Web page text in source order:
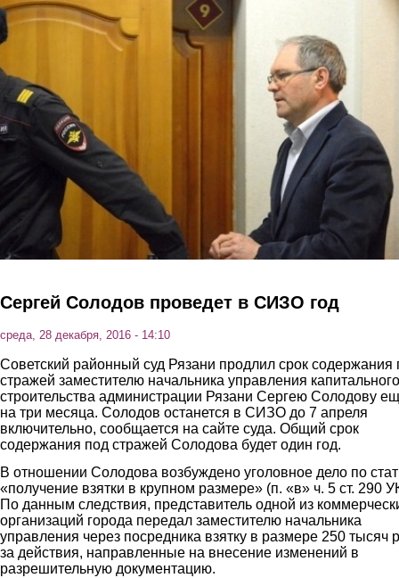
Перейти к основному содержанию
Сергей Солодов проведет в СИЗО год
среда, 28 декабря, 2016 - 14:10
Советский районный суд Рязани продлил срок содержания
стражей заместителю начальника управления капитального
строительства администрации Рязани Сергею Солодову
на три месяца. Солодов останется в СИЗО до 7 апреля
включительно, сообщается на сайте суда. Общий срок
содержания под стражей Солодова будет один год.
В отношении Солодова возбуждено уголовное дело по
«получение взятки в крупном размере» (п. «в» ч. 5 ст. 290
По данным следствия, представитель одной из
организаций города передал заместителю начальника
управления через посредника взятку в размере 250 тысяч
за действия, направленные на внесение изменений в
разрешительную документацию.